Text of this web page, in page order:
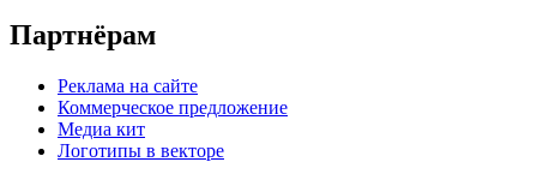
Партнёрам
Реклама на сайте
Коммерческое предложение
Медиа кит
Логотипы в векторе